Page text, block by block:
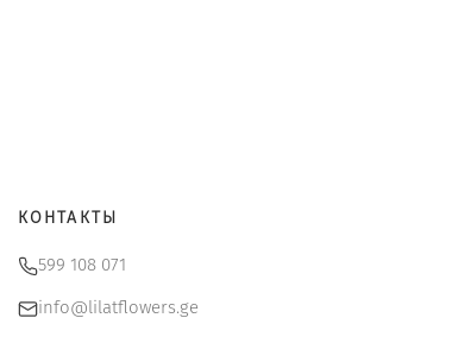
КОНТАКТЫ
599 108 071
info@lilatflowers.ge